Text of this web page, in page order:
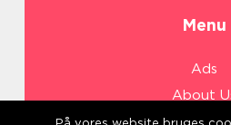
Menu
Ads
About
Cookies